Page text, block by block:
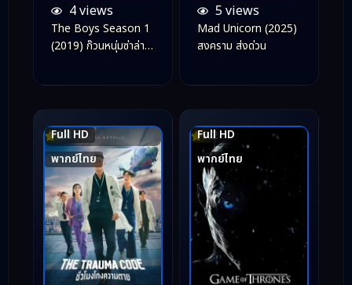
4 views
The Boys Season 1
(2019) ก๊วนหนุ่มซ่าล่าซู
5 views
Mad Unicorn (2025)
สงคราม ส่งด่วน
Full HD
พากย์ไทย
8.4
Full HD
พากย์ไทย
9.2